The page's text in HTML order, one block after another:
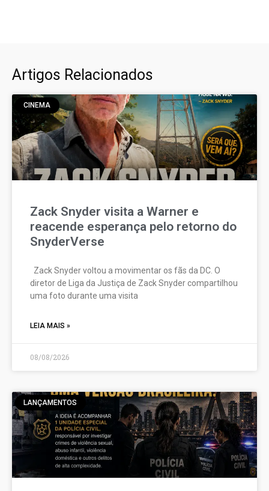
Artigos Relacionados
CINEMA
Zack Snyder visita a Warner e
reacende esperança pelo retorno do
SnyderVerse
Zack Snyder voltou a movimentar os fãs da DC. O
diretor de Liga da Justiça de Zack Snyder compartilhou
uma foto durante uma visita
LEIA MAIS »
08/08/2026
LANÇAMENTOS